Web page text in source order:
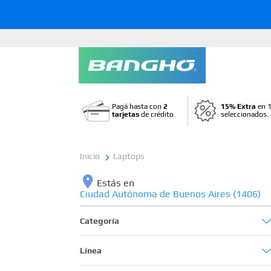
Pagá hasta con 2
tarjetas de crédito.
15% Extra en
seleccionados.
Laptops
Estás en
Ciudad Autónoma de Buenos Aires (1406)
Categoría
productos segmento uso personal
Línea